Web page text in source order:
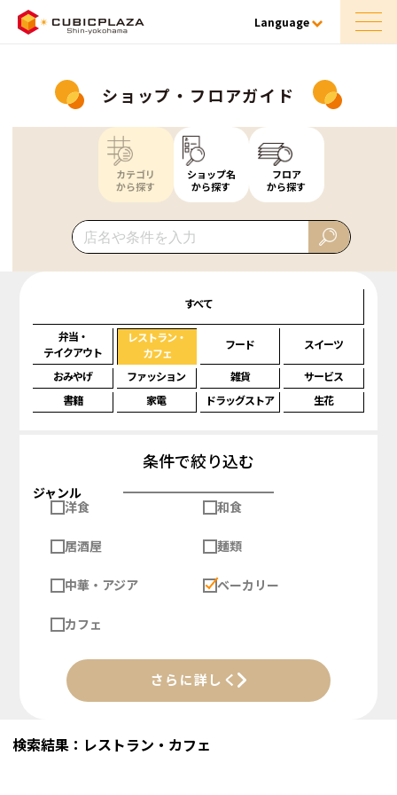
Language
ショップ・フロアガイド
カテゴリ
から探す
ショップ名
から探す
フロア
から探す
すべて
弁当・
テイクアウト
レストラン・
カフェ
フード スイーツ
おみやげ ファッション 雑貨
サービス
書籍
家電 ドラッグストア 生花
条件で絞り込む
ジャンル
洋食
和食
居酒屋 麺類
中華・アジア ベーカリー
カフェ
さらに詳しく
検索結果：レストラン・カフェ